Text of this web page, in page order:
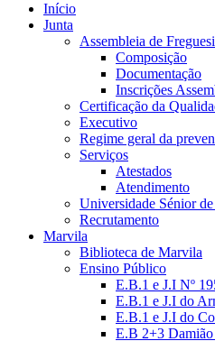
Início
Junta
Assembleia de
Composição
Documentação
Inscrições
Certificação da
Executivo
Regime geral da
Serviços
Atestados
Atendimento
Universidade Sénior
Recrutamento
Marvila
Biblioteca de Marvila
Ensino Público
E.B.1 e J.I Nº
E.B.1 e J.I do
E.B.1 e J.I do
E.B 2+3